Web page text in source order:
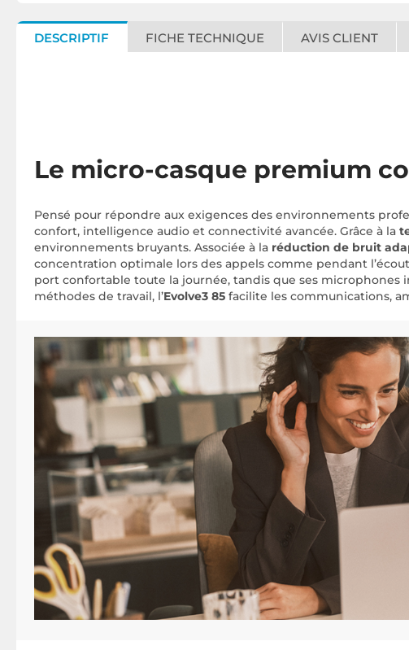
DESCRIPTIF FICHE TECHNIQUE AVIS CLIENT
Le micro-casque premium
Pensé pour répondre aux exigences des environnements
confort, intelligence audio et connectivité avancée. Grâce à la
environnements bruyants. Associée à la réduction de bruit
concentration optimale lors des appels comme pendant
port confortable toute la journée, tandis que ses microphones
méthodes de travail, l’Evolve3 85 facilite les communications,